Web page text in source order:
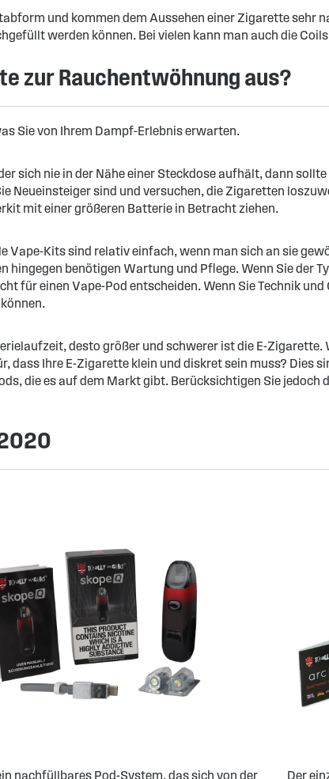
und kommen dem Aussehen einer Zigarette sehr
werden können. Bei vielen kann man auch die
zur Rauchentwöhnung aus?
Sie von Ihrem Dampf-Erlebnis erwarten.
sich nie in der Nähe einer Steckdose aufhält, dann
Neueinsteiger sind und versuchen, die Zigaretten
mit einer größeren Batterie in Betracht ziehen.
Kits sind relativ einfach, wenn man sich an sie
hingegen benötigen Wartung und Pflege. Wenn Sie der
für einen Vape-Pod entscheiden. Wenn Sie Technik
desto größer und schwerer ist die E-Zigarette.
Ihre E-Zigarette klein und diskret sein muss? Dies
die es auf dem Markt gibt. Berücksichtigen Sie jedoch
nachfüllbares Pod-System, das sich von der Der